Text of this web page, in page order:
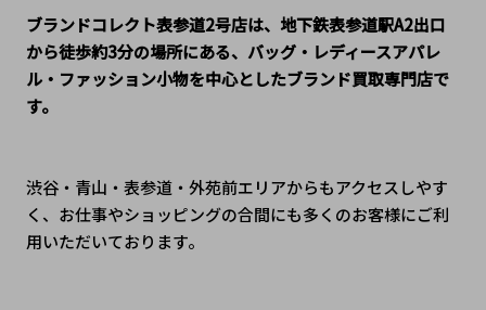
ブランドコレクト表参道2号店は、地下鉄表参道駅A2出口
から徒歩約3分の場所にある、バッグ・レディースアパレ
ル・ファッション小物を中心としたブランド買取専門店で
す。
渋谷・青山・表参道・外苑前エリアからもアクセスしやす
く、お仕事やショッピングの合間にも多くのお客様にご利
用いただいております。